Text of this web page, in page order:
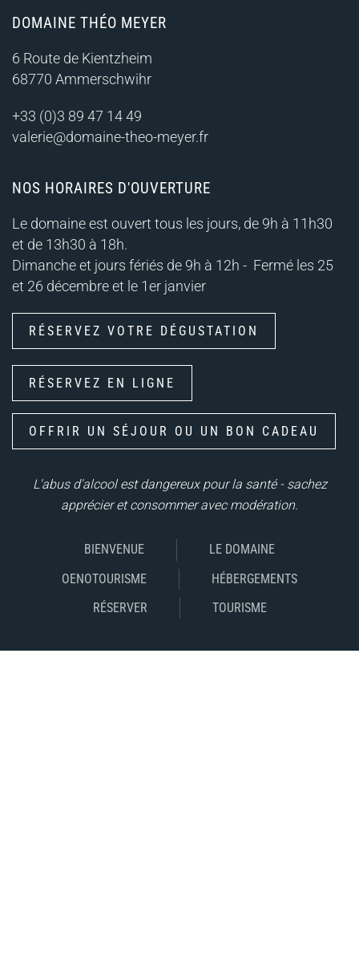
DOMAINE THÉO MEYER
6 Route de Kientzheim
68770 Ammerschwihr
+33 (0)3 89 47 14 49
valerie@domaine-theo-meyer.fr
NOS HORAIRES D'OUVERTURE
Le domaine est ouvert tous les jours, de 9h à 11h30
et de 13h30 à 18h.
Dimanche et jours fériés de 9h à 12h - Fermé les 25
et 26 décembre et le 1er janvier
RÉSERVEZ VOTRE DÉGUSTATION
RÉSERVEZ EN LIGNE
OFFRIR UN SÉJOUR OU UN BON CADEAU
L'abus d'alcool est dangereux pour la santé - sachez
apprécier et consommer avec modération.
BIENVENUE
LE DOMAINE
OENOTOURISME
HÉBERGEMENTS
RÉSERVER
TOURISME